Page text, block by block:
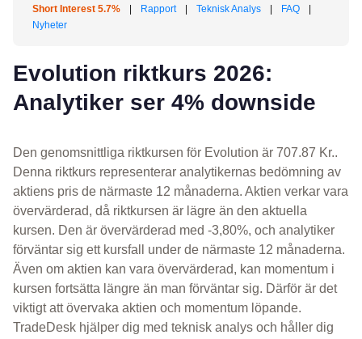
Short Interest 5.7%
Rapport Teknisk Analys FAQ
Nyheter
Evolution riktkurs 2026:
Analytiker ser 4% downside
Den genomsnittliga riktkursen för Evolution är 707.87 Kr..
Denna riktkurs representerar analytikernas bedömning av
aktiens pris de närmaste 12 månaderna. Aktien verkar vara
övervärderad, då riktkursen är lägre än den aktuella
kursen. Den är övervärderad med -3,80%, och analytiker
förväntar sig ett kursfall under de närmaste 12 månaderna.
Även om aktien kan vara övervärderad, kan momentum i
kursen fortsätta längre än man förväntar sig. Därför är det
viktigt att övervaka aktien och momentum löpande.
TradeDesk hjälper dig med teknisk analys och håller dig